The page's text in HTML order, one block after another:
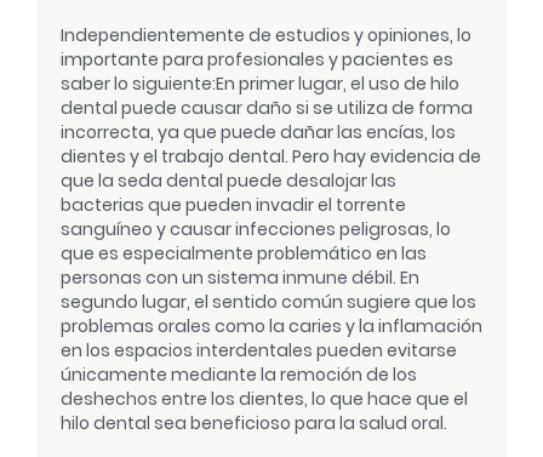
Independientemente de estudios y opiniones, lo
importante para profesionales y pacientes es
saber lo siguiente:En primer lugar, el uso de hilo
dental puede causar daño si se utiliza de forma
incorrecta, ya que puede dañar las encías, los
dientes y el trabajo dental. Pero hay evidencia de
que la seda dental puede desalojar las
bacterias que pueden invadir el torrente
sanguíneo y causar infecciones peligrosas, lo
que es especialmente problemático en las
personas con un sistema inmune débil. En
segundo lugar, el sentido común sugiere que los
problemas orales como la caries y la inflamación
en los espacios interdentales pueden evitarse
únicamente mediante la remoción de los
deshechos entre los dientes, lo que hace que el
hilo dental sea beneficioso para la salud oral.